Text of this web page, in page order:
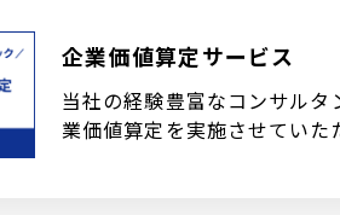
企業価値算定サービス
当社の経験豊富なコンサルタ
業価値算定を実施させていた